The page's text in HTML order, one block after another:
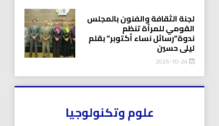
لجنة الثقافة والفنون بالمجلس
القومي للمرأة تنظم
ندوة”رسائل نساء أكتوبر” بقلم
ليلى حسين
2025-10-24
علوم وتكنولوجيا